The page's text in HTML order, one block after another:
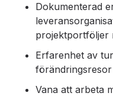
Dokumenterad
projektportföljer
Erfarenhet av
Vana att arbeta